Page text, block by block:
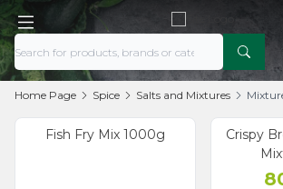
Home Page Spice Salts and Mixtures
Fish Fry Mix 1000g
Crispy